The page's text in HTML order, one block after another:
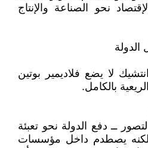
نحو الصناعة والإنتاج
الدولة
لا يضع فلاديمير بوتين
بالكامل.
ــ دفع الدولة نحو تعبئة
لكنه يصطدم داخل مؤسسات